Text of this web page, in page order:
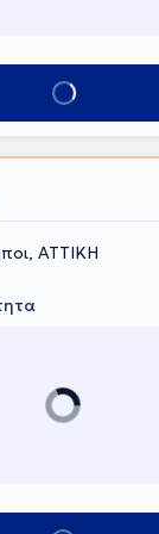
ραντεβού
ΑΤΤΙΚΗ